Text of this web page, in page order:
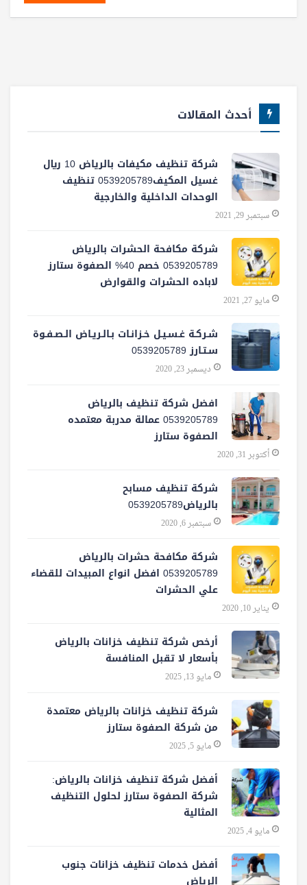
أحدث المقالات
شركة تنظيف مكيفات بالرياض 10 ريال
غسيل المكيف0539205789 تنظيف
الوحدات الداخلية والخارجية
سبتمبر 29, 2021
شركة مكافحة الحشرات بالرياض
0539205789 خصم 40% الصفوة ستارز
لاباده الحشرات والقوارض
مايو 27, 2021
شـركـة غـسـيـل خـزانـات بـالـريـاض الـصـفـوة
سـتـارز 0539205789
ديسمبر 23, 2020
افضل شركة تنظيف بالرياض
0539205789 عمالة مدربة معتمده
الصفوة ستارز
أكتوبر 31, 2020
شركة تنظيف مسابح
بالرياض0539205789
سبتمبر 6, 2020
شركة مكافحة حشرات بالرياض
0539205789 افضل انواع المبيدات للقضاء
علي الحشرات
يناير 10, 2020
أرخص شركة تنظيف خزانات بالرياض
بأسعار لا تقبل المنافسة
مايو 13, 2025
شركة تنظيف خزانات بالرياض معتمدة
من شركة الصفوة ستارز
مايو 5, 2025
أفضل شركة تنظيف خزانات بالرياض:
شركة الصفوة ستارز لحلول التنظيف
المثالية
مايو 4, 2025
أفضل خدمات تنظيف خزانات جنوب